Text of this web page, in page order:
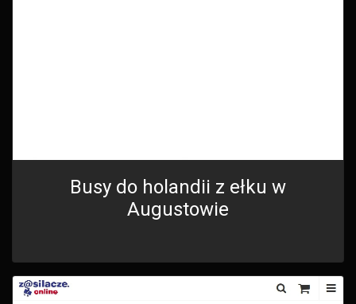
Busy do holandii z ełku w
Augustowie